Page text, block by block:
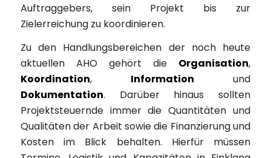
Auftraggebers, sein Projekt bis zur
Zielerreichung zu koordinieren.
Zu den Handlungsbereichen der noch heute
aktuellen AHO gehört die Organisation,
Koordination, Information und
Dokumentation. Darüber hinaus sollten
Projektsteuernde immer die Quantitäten und
Qualitäten der Arbeit sowie die Finanzierung und
Kosten im Blick behalten. Hierfür müssen